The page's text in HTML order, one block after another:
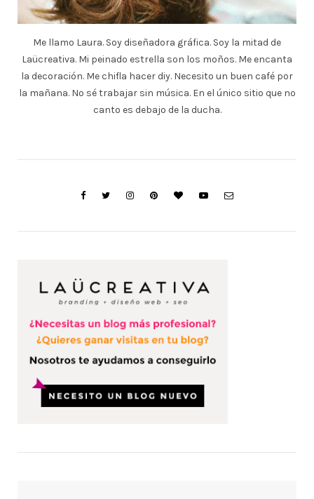
Me llamo Laura. Soy diseñadora gráfica. Soy la mitad de
Laücreativa. Mi peinado estrella son los moños. Me encanta
la decoración. Me chifla hacer diy. Necesito un buen café por
la mañana. No sé trabajar sin música. En el único sitio que no
canto es debajo de la ducha.